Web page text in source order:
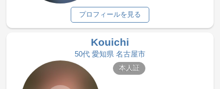
プロフィールを見る
Kouichi
50代 愛知県 名古屋市
本人証